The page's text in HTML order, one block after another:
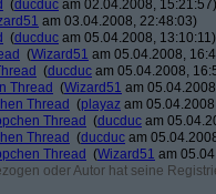
(ducduc am 02.04.2008, 15:21:57)
am 03.04.2008, 22:48:03)
(ducduc am 05.04.2008, 13:10:11)
(Wizard51 am 05.04.2008,
(ducduc am 05.04.2008,
Thread (Wizard51 am
Thread (playaz am
Thread (ducduc am
Thread (ducduc am
Thread (Wizard51 am
oder Autor hat seine